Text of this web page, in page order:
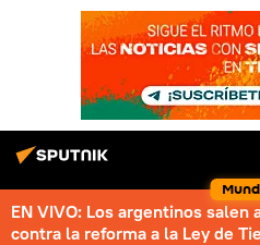
EN VIVO: Los argentinos
contra la reforma a la Ley de